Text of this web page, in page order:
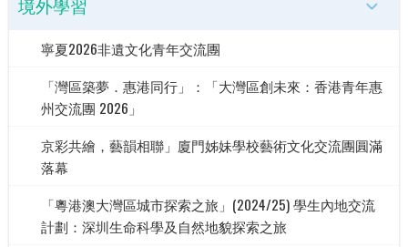
境外學習
寧夏2026非遺文化青年交流團
「灣區築夢．惠港同行」：「大灣區創未來：香港青年惠
州交流團 2026」
京彩共繪，藝韻相聯」廈門姊妹學校藝術文化交流團圓滿
落幕
「粵港澳大灣區城市探索之旅」(2024/25) 學生內地交流
計劃：深圳生命科學及自然地貌探索之旅